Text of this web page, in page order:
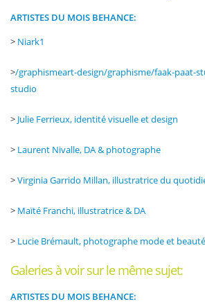
ARTISTES DU MOIS BEHANCE:
> Niark1
>/graphismeart-design/graphisme/faak-paat-
studio
> Julie Ferrieux, identité visuelle et design
> Laurent Nivalle, DA & photographe
>Virginia Garrido Millan, illustratrice du
> Maïté Franchi, illustratrice & DA
> Lucie Brémault, photographe mode et beauté
Galeries à voir sur le même sujet:
ARTISTES DU MOIS BEHANCE: